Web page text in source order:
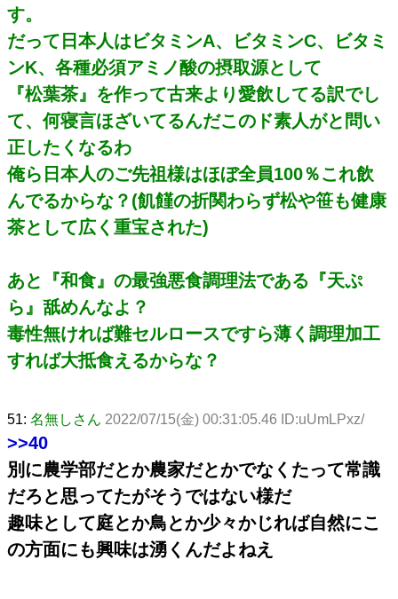
す。
だって日本人はビタミンA、ビタミンC、ビタミ
ンK、各種必須アミノ酸の摂取源として
『松葉茶』を作って古来より愛飲してる訳でし
て、何寝言ほざいてるんだこのド素人がと問い
正したくなるわ
俺ら日本人のご先祖様はほぼ全員100％これ飲
んでるからな？(飢饉の折関わらず松や笹も健康
茶として広く重宝された)
あと『和食』の最強悪食調理法である『天ぷ
ら』舐めんなよ？
毒性無ければ難セルロースですら薄く調理加工
すれば大抵食えるからな？
51: 名無しさん 2022/07/15(金) 00:31:05.46 ID:uUmLPxz/
>>40
別に農学部だとか農家だとかでなくたって常識
だろと思ってたがそうではない様だ
趣味として庭とか鳥とか少々かじれば自然にこ
の方面にも興味は湧くんだよねえ